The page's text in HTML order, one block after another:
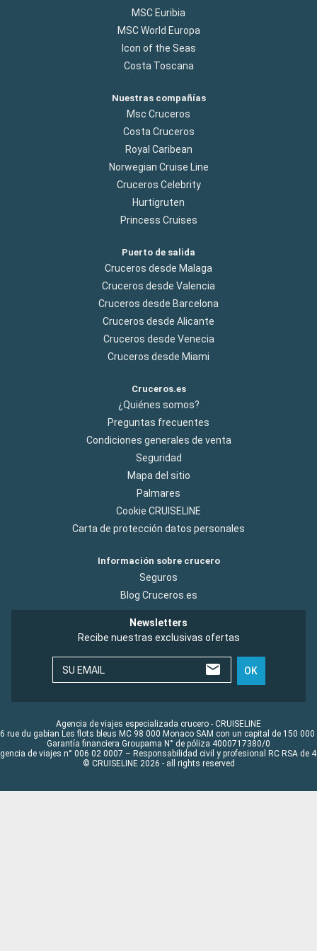
MSC Euribia
MSC World Europa
Icon of the Seas
Costa Toscana
Nuestras compañías
Msc Cruceros
Costa Cruceros
Royal Caribean
Norwegian Cruise Line
Cruceros Celebrity
Hurtigruten
Princess Cruises
Puerto de salida
Cruceros desde Malaga
Cruceros desde Valencia
Cruceros desde Barcelona
Cruceros desde Alicante
Cruceros desde Venecia
Cruceros desde Miami
Cruceros.es
¿Quiénes somos?
Preguntas frecuentes
Condiciones generales de venta
Seguridad
Mapa del sitio
Palmares
Cookie CRUISELINE
Carta de protección datos personales
Información sobre crucero
Seguros
Blog Cruceros.es
Newsletters
Recibe nuestras exclusivas ofertas
SU EMAIL OK
Agencia de viajes especializada crucero - CRUISELINE
rue du gabian Les flots bleus MC 98 000 Monaco SAM con un capital de 150 000
Garantía financiera Groupama N° de póliza 4000717380/0
de viajes n° 006 02 0007 – Responsabilidad civil y profesional RC RSA de
© CRUISELINE 2026 - all rights reserved